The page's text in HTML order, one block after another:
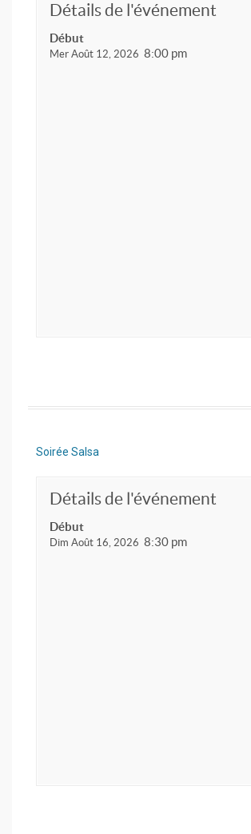
Détails de l'événement
Début
Mer Août 12, 2026 8:00 pm
Soirée Salsa
Détails de l'événement
Début
Dim Août 16, 2026 8:30 pm